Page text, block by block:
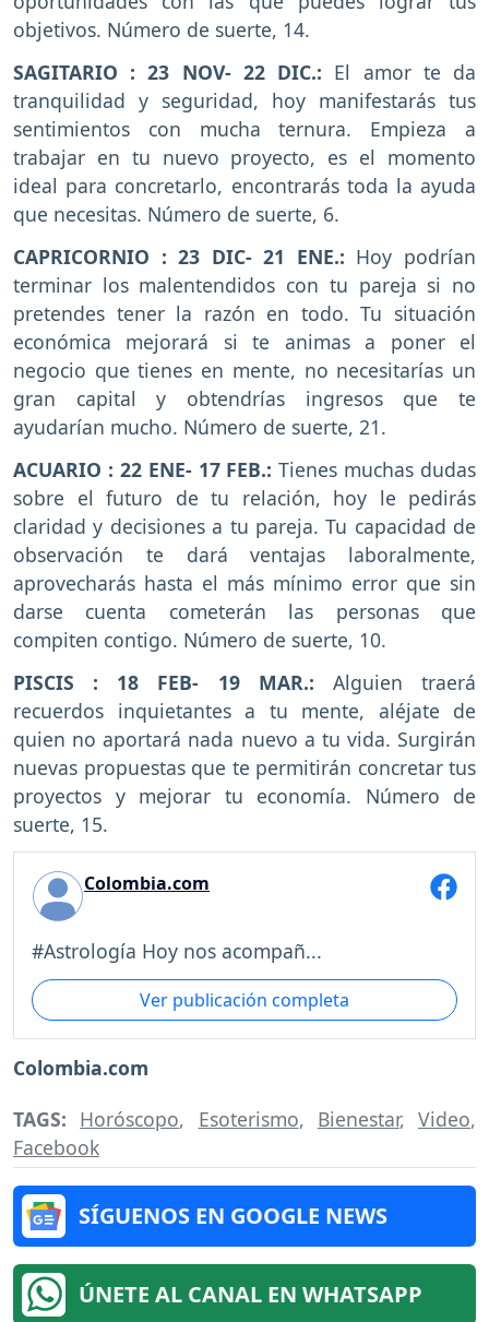
objetivos. Número de suerte, 14.
SAGITARIO : 23 NOV- 22 DIC.: El amor te da
tranquilidad y seguridad, hoy manifestarás tus
sentimientos con mucha ternura. Empieza a
trabajar en tu nuevo proyecto, es el momento
ideal para concretarlo, encontrarás toda la ayuda
que necesitas. Número de suerte, 6.
CAPRICORNIO : 23 DIC- 21 ENE.: Hoy podrían
terminar los malentendidos con tu pareja si no
pretendes tener la razón en todo. Tu situación
económica mejorará si te animas a poner el
negocio que tienes en mente, no necesitarías un
gran capital y obtendrías ingresos que te
ayudarían mucho. Número de suerte, 21.
ACUARIO : 22 ENE- 17 FEB.: Tienes muchas dudas
sobre el futuro de tu relación, hoy le pedirás
claridad y decisiones a tu pareja. Tu capacidad de
observación te dará ventajas laboralmente,
aprovecharás hasta el más mínimo error que sin
darse cuenta cometerán las personas que
compiten contigo. Número de suerte, 10.
PISCIS : 18 FEB- 19 MAR.: Alguien traerá
recuerdos inquietantes a tu mente, aléjate de
quien no aportará nada nuevo a tu vida. Surgirán
nuevas propuestas que te permitirán concretar tus
proyectos y mejorar tu economía. Número de
suerte, 15.
Colombia.com
#Astrología Hoy nos acompañ...
Ver publicación completa
Colombia.com
TAGS: Horóscopo, Esoterismo, Bienestar, Video,
Facebook
SÍGUENOS EN GOOGLE NEWS
ÚNETE AL CANAL EN WHATSAPP